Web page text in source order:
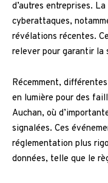
d’autres entreprises.
cyberattaques,
révélations récentes.
relever pour garantir la
Récemment,
en lumière pour des
Auchan, où
signalées. Ces
réglementation plus
données, telle que le